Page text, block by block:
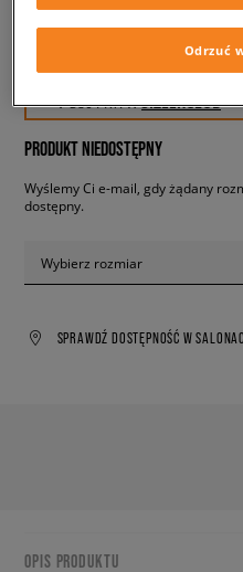
✛ 380 PKT. WSIZEERCLUB
PRODUKT NIEDOSTĘPNY
Wyślemy Ci e-mail, gdy żądany
dostępny.
Wybierz rozmiar
SPRAWDŹ DOSTĘPNOŚĆ W
OPIS PRODUKTU
Odrzuć